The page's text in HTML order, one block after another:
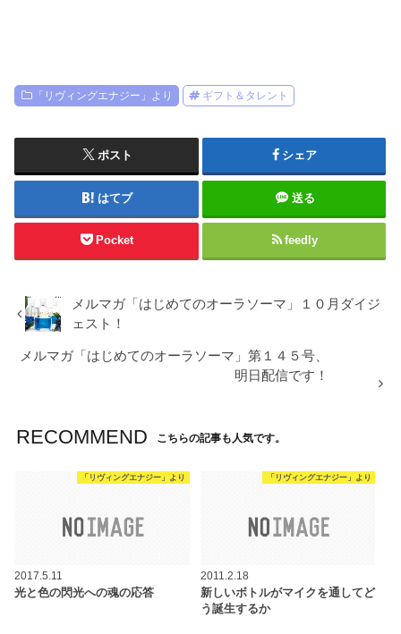
「リヴィングエナジー」より ギフト＆タレント
ポスト シェア
はてブ 送る
Pocket feedly
メルマガ「はじめてのオーラソーマ」１０月ダイジ
ェスト！
メルマガ「はじめてのオーラソーマ」第１４５号、
明日配信です！
RECOMMEND こちらの記事も人気です。
「リヴィングエナジー」より
2017.5.11
光と色の閃光への魂の応答
「リヴィングエナジー」より
2011.2.18
新しいボトルがマイクを通してど
う誕生するか